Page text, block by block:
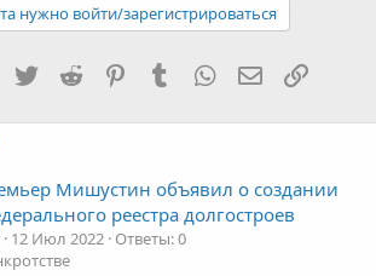
нужно войти/зарегистрироваться
Facebook
TwitterReddit PinterestTumblr WhatsApp Ссылка
Мишустин объявил о создании
реестра долгостроев
12 Июл 2022 Ответы: 0